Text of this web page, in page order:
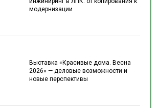
модернизации
Выставка «Красивые дома. Весна
2026» — деловые возможности и
новые перспективы